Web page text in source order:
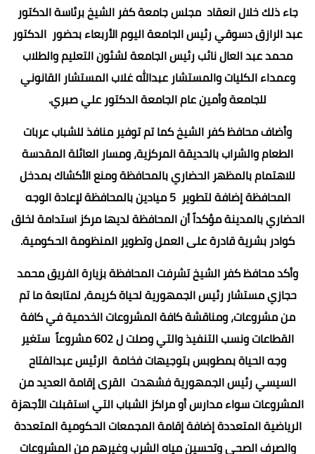
جاء ذلك خلال انعقاد مجلس جامعة كفر الشيخ برئاسة الدكتور
عبد الرازق دسوقي رئيس الجامعة اليوم الأربعاء بحضور الدكتور
محمد عبد العال نائب رئيس الجامعة لشئون التعليم والطلاب
وعمداء الكليات والمستشار عبدالله غلاب المستشار القانوني
للجامعة وأمين عام الجامعة الدكتور علي صبري.
وأضاف محافظ كفر الشيخ كما تم توفير منافذ للشباب عربات
الطعام والشراب بالحديقة المركزية، ومسار العائلة المقدسة
للاهتمام بالمظهر الحضاري بالمحافظة ومنع الأكشاك بمدخل
المحافظة إضافة لتطوير 5 ميادين بالمحافظة لإعادة الوجه
الحضاري بالمدينة مؤكداً أن المحافظة لديها مركز استدامة لخلق
كوادر بشرية قادرة على العمل وتطوير المنظومة الحكومية.
وأكد محافظ كفر الشيخ تشرفت المحافظة بزيارة الفريق محمد
حجازي مستشار رئيس الجمهورية لحياة كريمة، لمتابعة ما تم
من مشروعات، ومناقشة كافة المشروعات الخدمية في كافة
القطاعات ونسب التنفيذ والتي وصلت ل 602 مشروعاً ستغير
وجه الحياة بمطوبس بتوجيهات فخامة الرئيس عبدالفتاح
السيسي رئيس الجمهورية فشهدت القرى إقامة العديد من
المشروعات سواء مدارس أو مراكز الشباب التي استقبلت الأجهزة
الرياضية المتعددة إضافة إقامة المجمعات الحكومية المتعددة
والصرف الصحي وتحسين مياه الشرب وغيرهم من المشروعات